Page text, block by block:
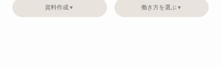
資料作成▼ 働き方を選ぶ ▼